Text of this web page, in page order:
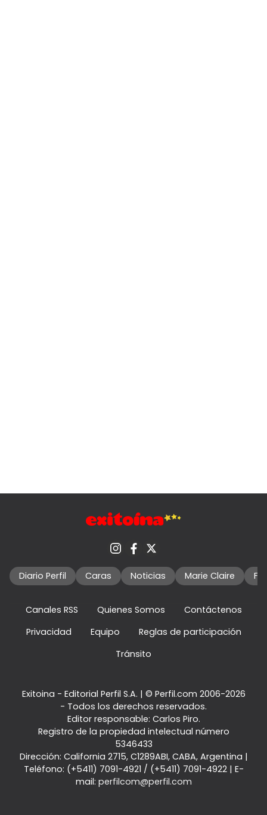
Diario Perfil Caras Noticias Marie Claire
Canales RSS Quienes Somos
Contáctenos
Privacidad
Equipo
Reglas de participación
Tránsito
Exitoina - Editorial Perfil S.A. | © Perfil.com 2006-2026
- Todos los derechos reservados.
Editor responsable: Carlos Piro.
Registro de la propiedad intelectual número
5346433
Dirección: California 2715, C1289ABI, CABA, Argentina |
Teléfono: (+5411) 7091-4921 / (+5411) 7091-4922| E-
mail: perfilcom@perfil.com